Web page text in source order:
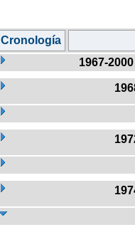
Cronología
1967-2000